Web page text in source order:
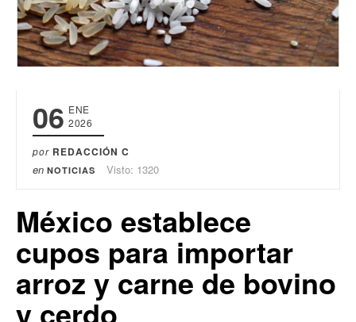
06 ENE
2026
por REDACCIÓN C
en NOTICIAS Visto: 1320
México establece
cupos para importar
arroz y carne de bovino
y cerdo